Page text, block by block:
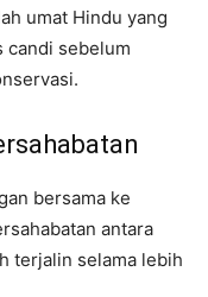
umat Hindu yang
candi sebelum
bersama ke
antara
terjalin selama lebih